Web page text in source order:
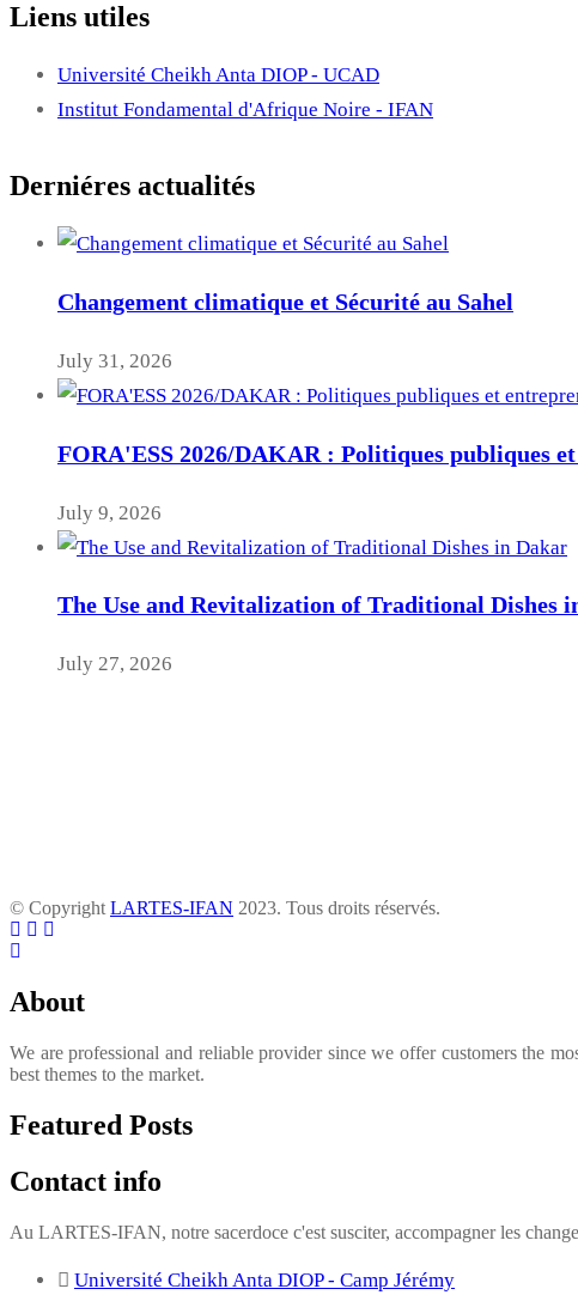
Liens utiles
Université Cheikh Anta DIOP - UCAD
Institut Fondamental d'Afrique Noire - IFAN
Derniéres actualités
Changement climatique et Sécurité au Sahel
July 31, 2026
FORA'ESS 2026/DAKAR : Politiques publiques
July 9, 2026
The Use and Revitalization of Traditional Dishes
July 27, 2026
© Copyright LARTES-IFAN 2023. Tous droits réservés.
About
We are professional and reliable provider since we offer customers the
best themes to the market.
Featured Posts
Contact info
Au LARTES-IFAN, notre sacerdoce c'est susciter, accompagner les
Université Cheikh Anta DIOP - Camp Jérémy